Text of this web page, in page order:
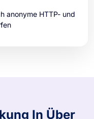
anonyme HTTP- und
In Über